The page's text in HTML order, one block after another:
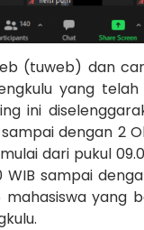
(tuweb) dan
yang
ini
dengan 2
dari pukul
WIB sampai
yang